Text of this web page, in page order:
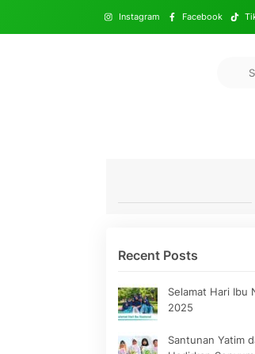
Instagram Facebook
Recent Posts
Selamat Hari Ibu
2025
Santunan Yatim